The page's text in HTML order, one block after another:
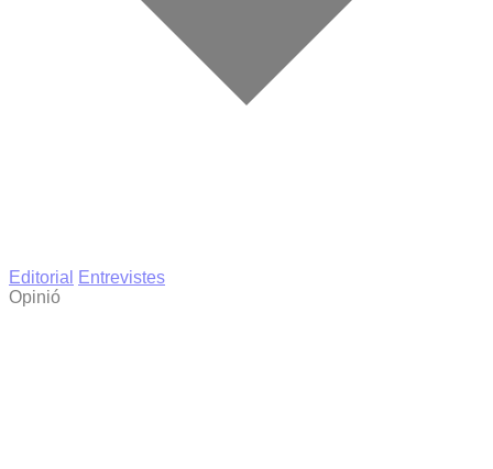
Editorial
Entrevistes
Opinió